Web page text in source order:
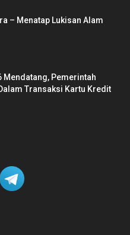
– Menatap Lukisan Alam
Mendatang, Pemerintah
Transaksi Kartu Kredit